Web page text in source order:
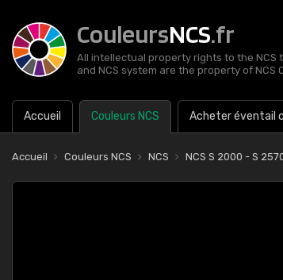
CouleursNCS.fr
All intellectual property rights to the NCS
and NCS system are the property of NCS
Accueil Couleurs NCS Acheter éventail
Accueil Couleurs NCS NCS NCS S 2000 - S